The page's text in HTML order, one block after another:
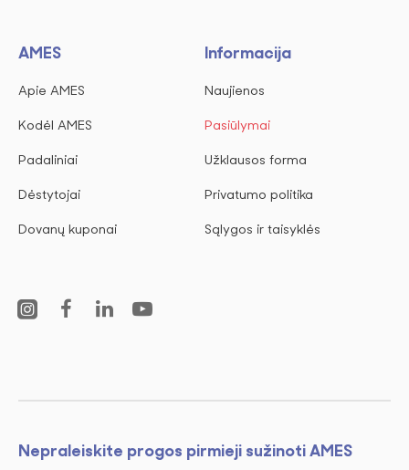
AMES
Apie AMES
Kodėl AMES
Padaliniai
Dėstytojai
Dovanų kuponai
Informacija
Naujienos
Pasiūlymai
Užklausos forma
Privatumo politika
Sąlygos ir taisyklės
Nepraleiskite progos pirmieji sužinoti AMES